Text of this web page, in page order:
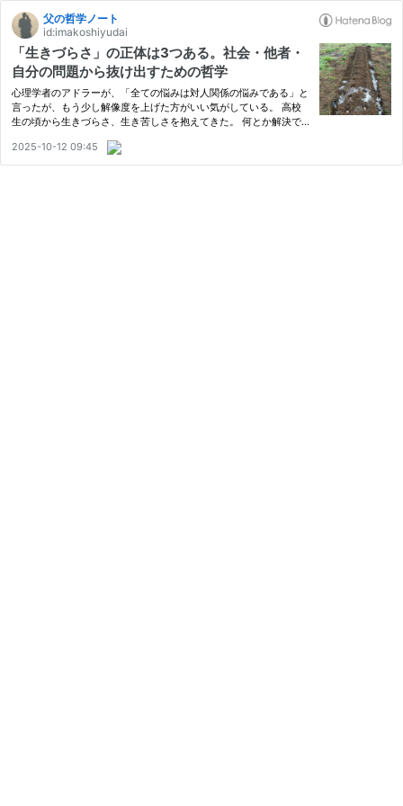
父の哲学ノート
id:imakoshiyudai
「生きづらさ」の正体は3つある。社会・他者・
自分の問題から抜け出すための哲学
心理学者のアドラーが、「全ての悩みは対人関係の悩みである」と
言ったが、もう少し解像度を上げた方がいい気がしている。 高校
生の頃から生きづらさ、生き苦しさを抱えてきた。 何とか解決で
すると、おおよそ３つの問題にぶつかる気がしている。 「生きづ
ら…
2025-10-12 09:45